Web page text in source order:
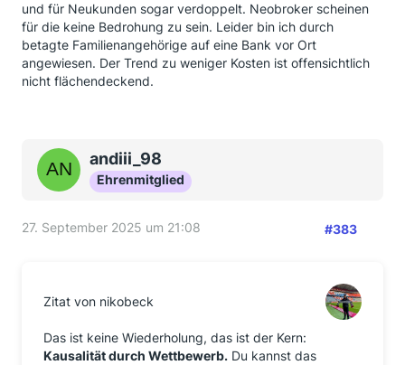
und für Neukunden sogar verdoppelt. Neobroker scheinen
für die keine Bedrohung zu sein. Leider bin ich durch
betagte Familienangehörige auf eine Bank vor Ort
angewiesen. Der Trend zu weniger Kosten ist offensichtlich
nicht flächendeckend.
andiii_98
Ehrenmitglied
27. September 2025 um 21:08 #383
Zitat von nikobeck
Das ist keine Wiederholung, das ist der Kern:
Kausalität durch Wettbewerb. Du kannst das